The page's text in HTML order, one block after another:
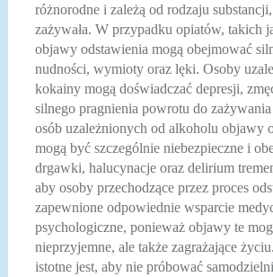
różnorodne i zależą od rodzaju
zażywała. W przypadku opiatów, takich
objawy odstawienia mogą obejmować
nudności, wymioty oraz lęki. Osoby
kokainy mogą doświadczać depresji,
silnego pragnienia powrotu do
osób uzależnionych od alkoholu objawy
mogą być szczególnie niebezpieczne i
drgawki, halucynacje oraz delirium
aby osoby przechodzące przez proces
zapewnione odpowiednie wsparcie
psychologiczne, ponieważ objawy te
nieprzyjemne, ale także zagrażające
istotne jest, aby nie próbować